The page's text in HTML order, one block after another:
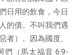
日用的飲食，今日
的債。不叫我們遇
者）。因為國度、
們（馬太福音 6:9-